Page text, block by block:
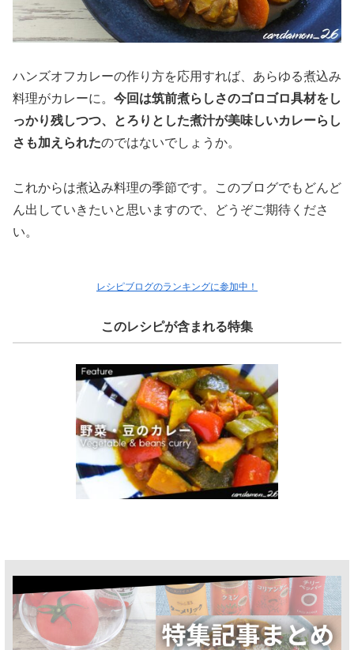
ハンズオフカレーの作り方を応用すれば、あらゆる煮込み
料理がカレーに。 今回は筑前煮らしさのゴロゴロ具材をし
っかり残しつつ、とろりとした煮汁が美味しいカレーらし
さも加えられたのではないでしょうか。
これからは煮込み料理の季節です。このブログでもどんど
ん出していきたいと思いますので、どうぞご期待くださ
い。
レシピブログのランキングに参加中！
このレシピが含まれる特集